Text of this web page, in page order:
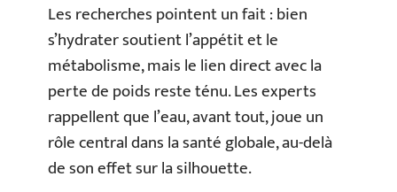
Les recherches pointent un fait : bien
s’hydrater soutient l’appétit et le
métabolisme, mais le lien direct avec la
perte de poids reste ténu. Les experts
rappellent que l’eau, avant tout, joue un
rôle central dans la santé globale, au-delà
de son effet sur la silhouette.